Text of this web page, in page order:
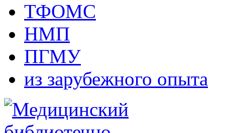
ТФОМС
НМП
ПГМУ
из зарубежного опыта